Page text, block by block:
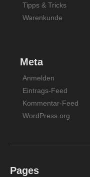
Tipps & Tricks
Warenkunde
Meta
Anmelden
Eintrags-Feed
Kommentar-Feed
WordPress.org
Pages